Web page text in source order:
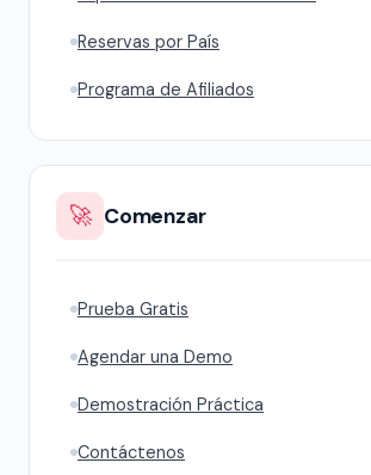
Reservas por País
Programa de Afiliados
🚀 Comenzar
Prueba Gratis
Agendar una Demo
Demostración Práctica
Contáctenos